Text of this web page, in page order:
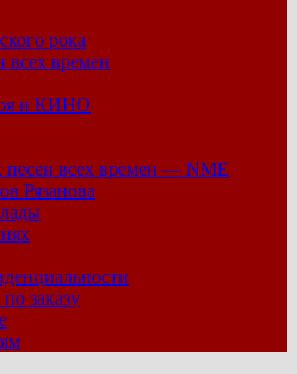
рока
всех времен
и КИНО
песен всех времен — NME
Рязанова
заказу